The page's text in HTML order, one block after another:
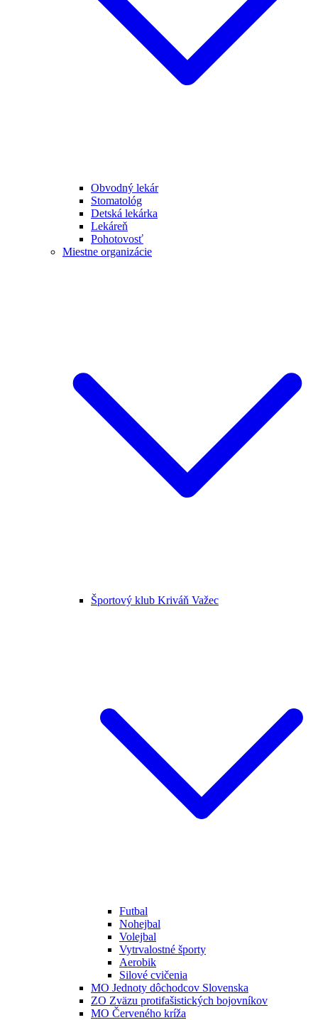
Obvodný lekár
Stomatológ
Detská lekárka
Lekáreň
Pohotovosť
Miestne organizácie
Športový klub Kriváň Važec
Futbal
Nohejbal
Volejbal
Vytrvalostné športy
Aerobik
Silové cvičenia
MO Jednoty dôchodcov Slovenska
ZO Zväzu protifašistických bojovníkov
MO Červeného kríža